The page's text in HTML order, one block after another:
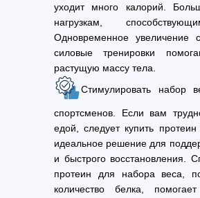
уходит много калорий.
нагрузкам,
Одновременное увеличение
силовые тренировки
растущую массу тела.
Стимулировать набор
спортсменов. Если вам
едой, следует купить
идеальное решение для
и быстрого восстановления.
протеин для набора веса,
количество белка,